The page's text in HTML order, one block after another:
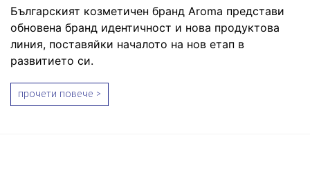
Българският козметичен бранд Aroma представи
обновена бранд идентичност и нова продуктова
линия, поставяйки началото на нов етап в
развитието си.
прочети повече >